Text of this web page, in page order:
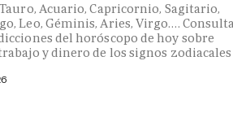
Acuario, Capricornio, Sagitario,
Leo, Géminis, Aries, Virgo….
del horóscopo de hoy sobre
y dinero de los signos zodiacales